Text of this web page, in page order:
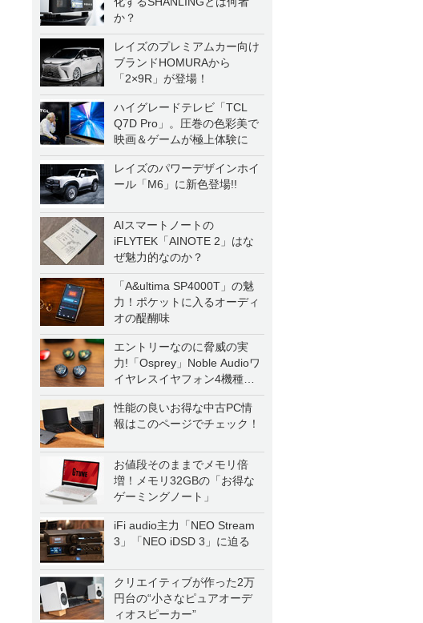
か？
レイズのプレミアムカー向け
ブランドHOMURAから
「2×9R」が登場！
ハイグレードテレビ「TCL
Q7D Pro」。圧巻の色彩美で
映画＆ゲームが極上体験に
レイズのパワーデザインホイ
ール「M6」に新色登場!!
AIスマートノートの
iFLYTEK「AINOTE 2」はな
ぜ魅力的なのか？
「A&ultima SP4000T」の魅
力！ポケットに入るオーディ
オの醍醐味
エントリーなのに脅威の実
力!「Osprey」Noble Audioワ
イヤレスイヤフォン4機種を
一気に聴く
性能の良いお得な中古PC情
報はこのページでチェック！
お値段そのままでメモリ倍
増！メモリ32GBの「お得な
ゲーミングノート」
iFi audio主力「NEO Stream
3」「NEO iDSD 3」に迫る
クリエイティブが作った2万
円台の“小さなピュアオーデ
ィオスピーカー”